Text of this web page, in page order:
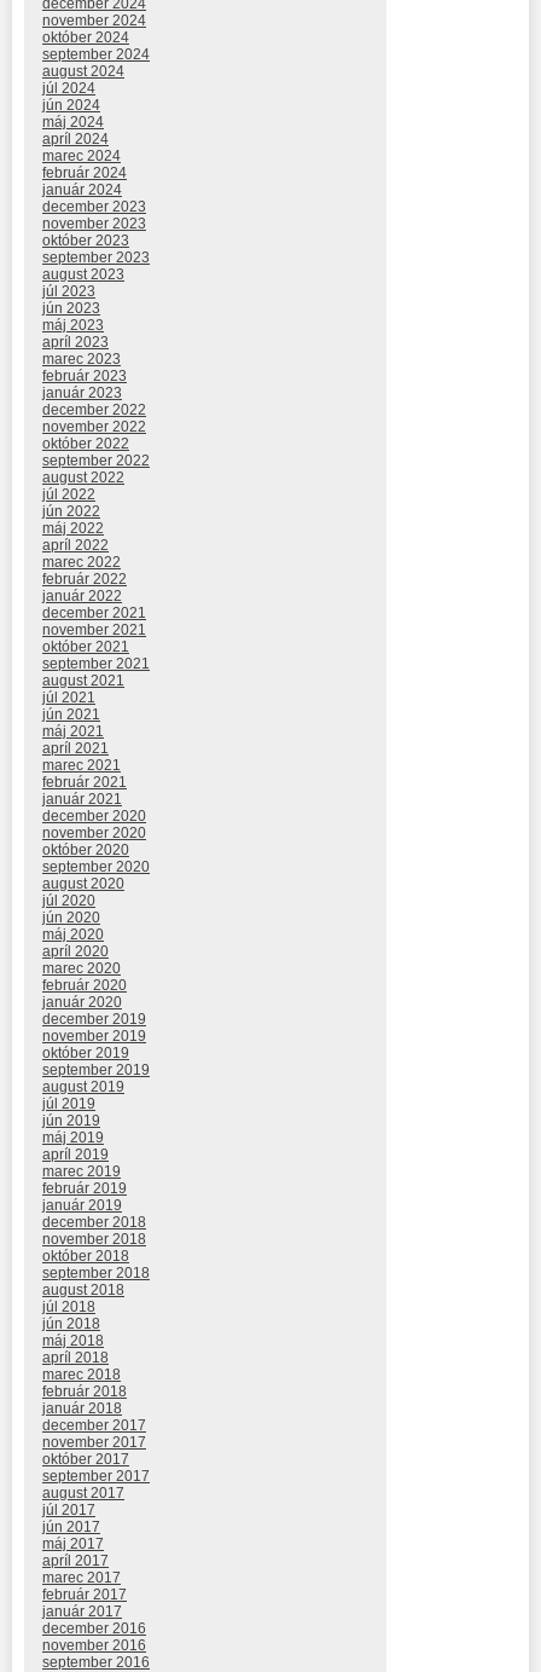
november 2024
október 2024
september 2024
august 2024
júl 2024
jún 2024
máj 2024
apríl 2024
marec 2024
február 2024
január 2024
december 2023
november 2023
október 2023
september 2023
august 2023
júl 2023
jún 2023
máj 2023
apríl 2023
marec 2023
február 2023
január 2023
december 2022
november 2022
október 2022
september 2022
august 2022
júl 2022
jún 2022
máj 2022
apríl 2022
marec 2022
február 2022
január 2022
december 2021
november 2021
október 2021
september 2021
august 2021
júl 2021
jún 2021
máj 2021
apríl 2021
marec 2021
február 2021
január 2021
december 2020
november 2020
október 2020
september 2020
august 2020
júl 2020
jún 2020
máj 2020
apríl 2020
marec 2020
február 2020
január 2020
december 2019
november 2019
október 2019
september 2019
august 2019
júl 2019
jún 2019
máj 2019
apríl 2019
marec 2019
február 2019
január 2019
december 2018
november 2018
október 2018
september 2018
august 2018
júl 2018
jún 2018
máj 2018
apríl 2018
marec 2018
február 2018
január 2018
december 2017
november 2017
október 2017
september 2017
august 2017
júl 2017
jún 2017
máj 2017
apríl 2017
marec 2017
február 2017
január 2017
december 2016
november 2016
september 2016